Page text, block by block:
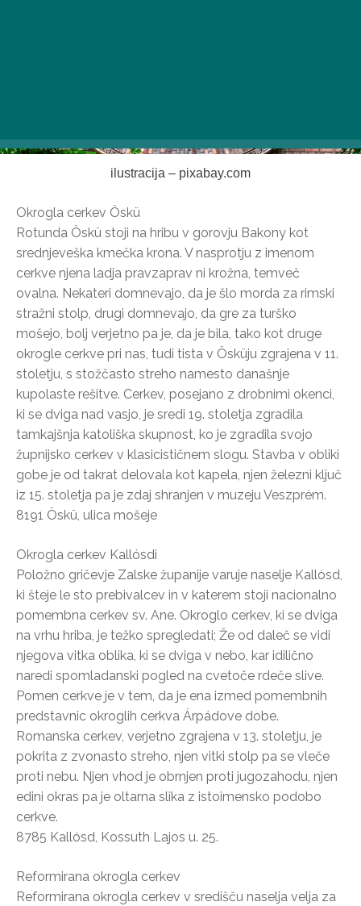
ilustracija – pixabay.com
Okrogla cerkev Öskü
Rotunda Öskü stoji na hribu v gorovju Bakony kot
srednjeveška kmečka krona. V nasprotju z imenom
cerkve njena ladja pravzaprav ni krožna, temveč
ovalna. Nekateri domnevajo, da je šlo morda za rimski
stražni stolp, drugi domnevajo, da gre za turško
mošejo, bolj verjetno pa je, da je bila, tako kot druge
okrogle cerkve pri nas, tudi tista v Ösküju zgrajena v 11.
stoletju, s stožčasto streho namesto današnje
kupolaste rešitve. Cerkev, posejano z drobnimi okenci,
ki se dviga nad vasjo, je sredi 19. stoletja zgradila
tamkajšnja katoliška skupnost, ko je zgradila svojo
župnijsko cerkev v klasicističnem slogu. Stavba v obliki
gobe je od takrat delovala kot kapela, njen železni ključ
iz 15. stoletja pa je zdaj shranjen v muzeju Veszprém.
8191 Öskü, ulica mošeje
Okrogla cerkev Kallósdi
Položno gričevje Zalske županije varuje naselje Kallósd,
ki šteje le sto prebivalcev in v katerem stoji nacionalno
pomembna cerkev sv. Ane. Okroglo cerkev, ki se dviga
na vrhu hriba, je težko spregledati; Že od daleč se vidi
njegova vitka oblika, ki se dviga v nebo, kar idilično
naredi spomladanski pogled na cvetoče rdeče slive.
Pomen cerkve je v tem, da je ena izmed pomembnih
predstavnic okroglih cerkva Árpádove dobe.
Romanska cerkev, verjetno zgrajena v 13. stoletju, je
pokrita z zvonasto streho, njen vitki stolp pa se vleče
proti nebu. Njen vhod je obrnjen proti jugozahodu, njen
edini okras pa je oltarna slika z istoimensko podobo
cerkve.
8785 Kallósd, Kossuth Lajos u. 25.
Reformirana okrogla cerkev
Reformirana okrogla cerkev v središču naselja velja za